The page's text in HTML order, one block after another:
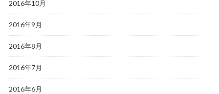
2016年10月
2016年9月
2016年8月
2016年7月
2016年6月